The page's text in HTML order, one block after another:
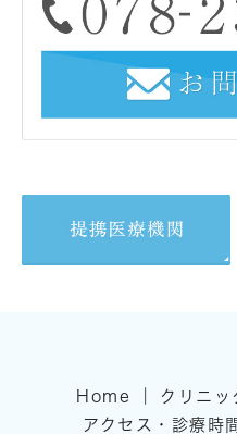
Home クリニッ
アクセス・診療時